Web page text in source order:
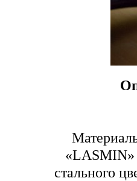
«LASMIN»
стального